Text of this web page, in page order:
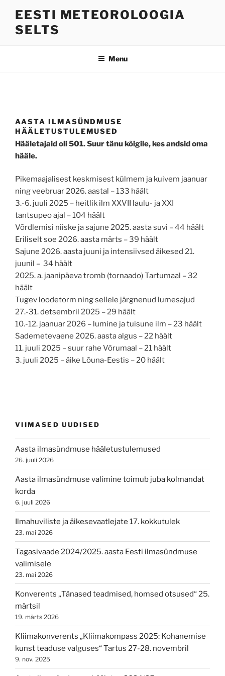
content
EESTI METEOROLOOGIA
SELTS
Menu
AASTA ILMASÜNDMUSE
HÄÄLETUSTULEMUSED
Hääletajaid oli 501. Suur tänu kõigile, kes andsid oma
hääle.
Pikemaajalisest keskmisest külmem ja kuivem jaanuar
ning veebruar 2026. aastal – 133 häält
3.-6. juuli 2025 – heitlik ilm XXVII laulu- ja XXI
tantsupeo ajal – 104 häält
Võrdlemisi niiske ja sajune 2025. aasta suvi – 44 häält
Eriliselt soe 2026. aasta märts – 39 häält
Sajune 2026. aasta juuni ja intensiivsed äikesed 21.
juunil – 34 häält
2025. a. jaanipäeva tromb (tornaado) Tartumaal – 32
häält
Tugev loodetorm ning sellele järgnenud lumesajud
27.-31. detsembril 2025 – 29 häält
10.-12. jaanuar 2026 – lumine ja tuisune ilm – 23 häält
Sademetevaene 2026. aasta algus – 22 häält
11. juuli 2025 – suur rahe Võrumaal – 21 häält
3. juuli 2025 – äike Lõuna-Eestis – 20 häält
VIIMASED UUDISED
Aasta ilmasündmuse hääletustulemused
26. juuli 2026
Aasta ilmasündmuse valimine toimub juba kolmandat
korda
6. juuli 2026
Ilmahuviliste ja äikesevaatlejate 17. kokkutulek
23. mai 2026
Tagasivaade 2024/2025. aasta Eesti ilmasündmuse
valimisele
23. mai 2026
Konverents „Tänased teadmised, homsed otsused“ 25.
märtsil
19. märts 2026
Kliimakonverents „Kliimakompass 2025: Kohanemise
kunst teaduse valguses“ Tartus 27-28. novembril
9. nov. 2025